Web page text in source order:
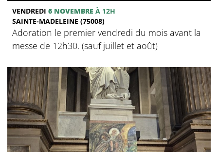
VENDREDI 6 NOVEMBRE À 12H
SAINTE-MADELEINE (75008)
Adoration le premier vendredi du mois avant la
messe de 12h30. (sauf juillet et août)